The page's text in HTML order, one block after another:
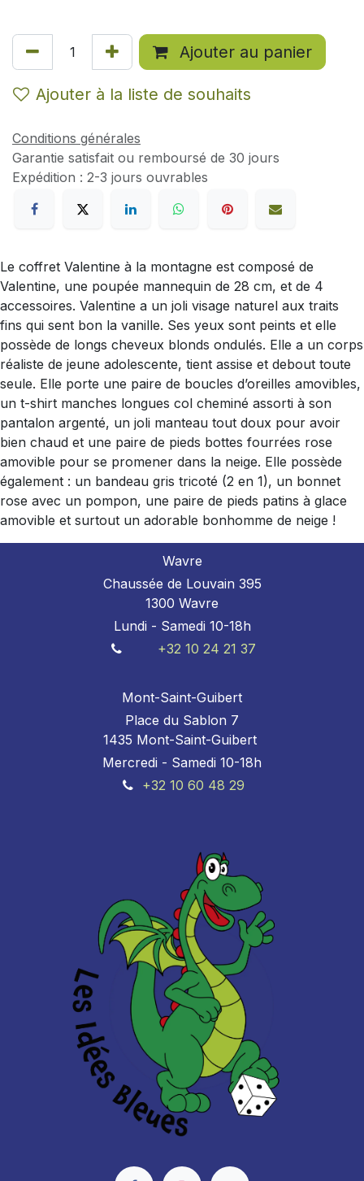
Ajouter au panier
Ajouter à la liste de souhaits
Conditions générales
Garantie satisfait ou remboursé de 30 jours
Expédition : 2-3 jours ouvrables
Le coffret Valentine à la montagne est composé de
Valentine, une poupée mannequin de 28 cm, et de 4
accessoires. Valentine a un joli visage naturel aux traits
fins qui sent bon la vanille. Ses yeux sont peints et elle
possède de longs cheveux blonds ondulés. Elle a un corps
réaliste de jeune adolescente, tient assise et debout toute
seule. Elle porte une paire de boucles d’oreilles amovibles,
un t-shirt manches longues col cheminé assorti à son
pantalon argenté, un joli manteau tout doux pour avoir
bien chaud et une paire de pieds bottes fourrées rose
amovible pour se promener dans la neige. Elle possède
également : un bandeau gris tricoté (2 en 1), un bonnet
rose avec un pompon, une paire de pieds patins à glace
amovible et surtout un adorable bonhomme de neige !
Wavre
Chaussée de Louvain 395
1300 Wavre
Lundi - Samedi 10-18h
+32 10 24 21 37
Mont-Saint-Guibert
Place du Sablon 7
1435 Mont-Saint-Guibert
Mercredi - Samedi 10-18h
+32 10 60 48 29